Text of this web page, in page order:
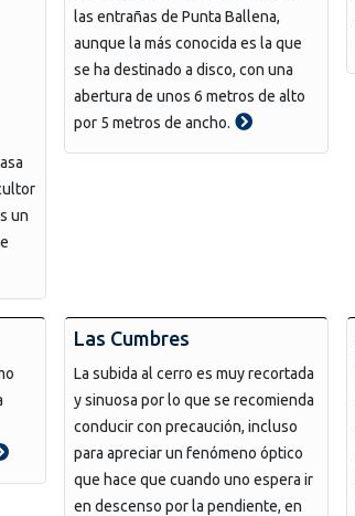
un
las entrañas de Punta Ballena,
aunque la más conocida es la que
se ha destinado a disco, con una
abertura de unos 6 metros de alto
por 5 metros de ancho.
Las Cumbres
La subida al cerro es muy recortada
y sinuosa por lo que se recomienda
conducir con precaución, incluso
para apreciar un fenómeno óptico
que hace que cuando uno espera ir
en descenso por la pendiente, en